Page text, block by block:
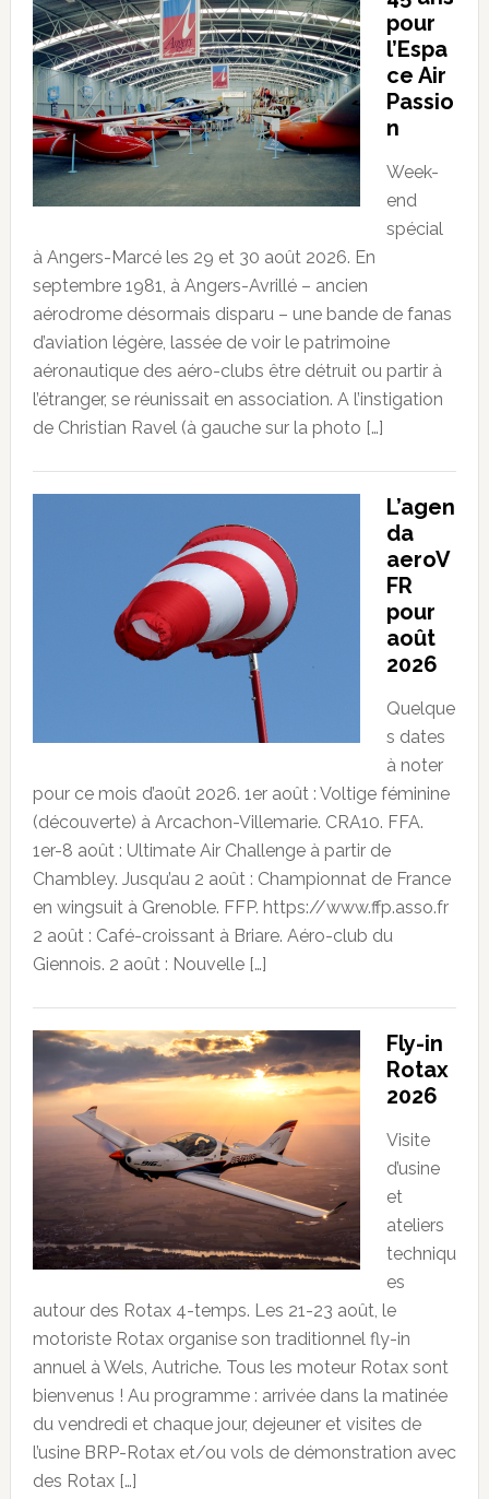
pour
l’Espa
ce Air
Passio
n
Week-
end
spécial
à Angers-Marcé les 29 et 30 août 2026. En
septembre 1981, à Angers-Avrillé – ancien
aérodrome désormais disparu – une bande de fanas
d’aviation légère, lassée de voir le patrimoine
aéronautique des aéro-clubs être détruit ou partir à
l’étranger, se réunissait en association. A l’instigation
de Christian Ravel (à gauche sur la photo […]
L’agen
da
aeroV
FR
pour
août
2026
Quelque
s dates
à noter
pour ce mois d’août 2026. 1er août : Voltige féminine
(découverte) à Arcachon-Villemarie. CRA10. FFA.
1er-8 août : Ultimate Air Challenge à partir de
Chambley. Jusqu’au 2 août : Championnat de France
en wingsuit à Grenoble. FFP. https://www.ffp.asso.fr
2 août : Café-croissant à Briare. Aéro-club du
Giennois. 2 août : Nouvelle […]
Fly-in
Rotax
2026
Visite
d’usine
et
ateliers
techniqu
es
autour des Rotax 4-temps. Les 21-23 août, le
motoriste Rotax organise son traditionnel fly-in
annuel à Wels, Autriche. Tous les moteur Rotax sont
bienvenus ! Au programme : arrivée dans la matinée
du vendredi et chaque jour, dejeuner et visites de
l’usine BRP-Rotax et/ou vols de démonstration avec
des Rotax […]